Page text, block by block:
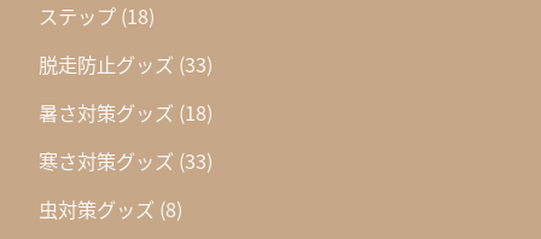
ステップ (18)
脱走防止グッズ (33)
暑さ対策グッズ (18)
寒さ対策グッズ (33)
虫対策グッズ (8)